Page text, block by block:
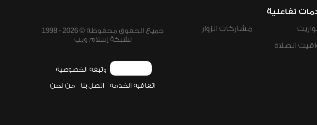
تفاعلية
الصلاة
مشاركات الزوار
جميع الحقوق محفوظة © 2026 - 1998
لشبكة إسلام ويب
وثيقة الخصوصية
اتفاقية الخدمة اتصل بنا من نحن